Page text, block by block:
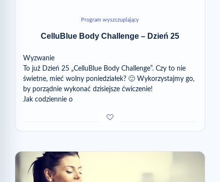
Program wyszczuplający
CelluBlue Body Challenge – Dzień 25
Wyzwanie
To już Dzień 25 „CelluBlue Body Challenge”. Czy to nie
świetne, mieć wolny poniedziałek? 🙂 Wykorzystajmy go,
by porządnie wykonać dzisiejsze ćwiczenie!
Jak codziennie o